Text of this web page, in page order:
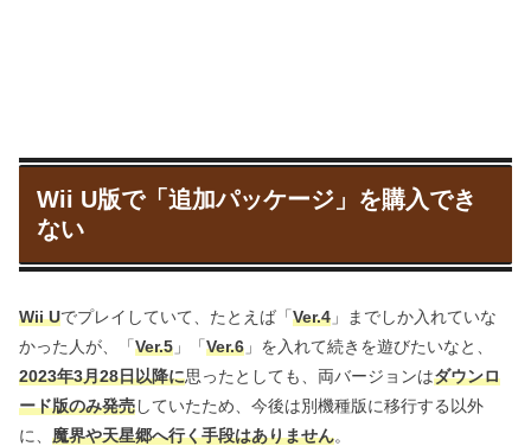
Wii U版で「追加パッケージ」を購入でき
ない
Wii Uでプレイしていて、たとえば「Ver.4 」までしか入れていな
かった人が、「Ver.5 」「Ver.6 」を入れて続きを遊びたいなと、
2023年3月28日以降に思ったとしても、両バージョンはダウンロ
ード版のみ発売していたため、今後は別機種版に移行する以外
に、 魔界や天星郷へ行く手段はありません。